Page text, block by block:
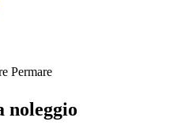
Permare
noleggio